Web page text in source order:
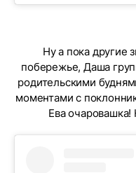
Ну а пока другие
побережье, Даша
родительскими
моментами с
Ева очаровашка!